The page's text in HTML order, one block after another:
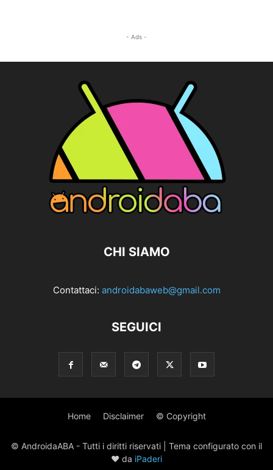
- Ads -
CHI SIAMO
Contattaci: androidabaweb@gmail.com
SEGUICI
Home Disclaimer © Copyright
© AndroidaABA - Tutti i diritti riservati | Tema configurato con il
♥ da iPaderi